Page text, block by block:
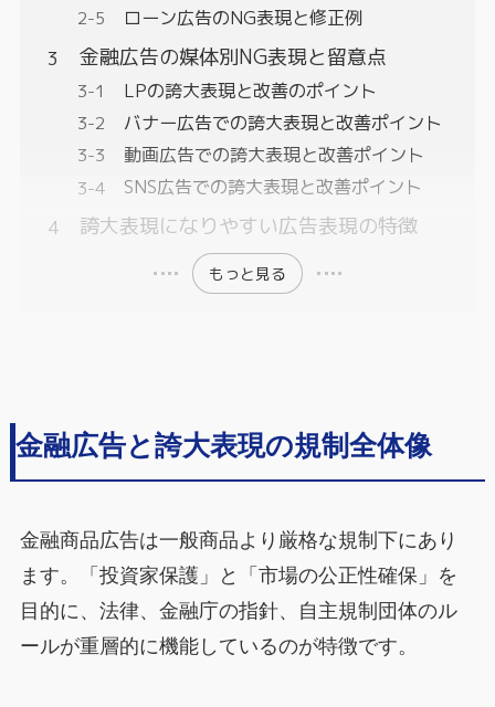
ローン広告のNG表現と修正例
金融広告の媒体別NG表現と留意点
LPの誇大表現と改善のポイント
バナー広告での誇大表現と改善ポイント
動画広告での誇大表現と改善ポイント
SNS広告での誇大表現と改善ポイント
誇大表現になりやすい広告表現の特徴
もっと見る
金融広告と誇大表現の規制全体像
金融商品広告は一般商品より厳格な規制下にあり
ます。「投資家保護」と「市場の公正性確保」を
目的に、法律、金融庁の指針、自主規制団体のル
ールが重層的に機能しているのが特徴です。